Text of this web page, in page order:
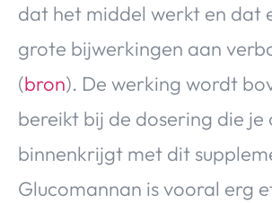
dat het middel werkt en dat
grote bijwerkingen aan
(bron). De werking wordt
bereikt bij de dosering die je
binnenkrijgt met dit
Glucomannan is vooral erg